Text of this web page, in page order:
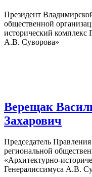
Президент
общественной
исторический комплекс
А.В. Суворова»
Верещак
Захарович
Председатель
региональной
«Архитектурно-
Генералиссимуса А.В.